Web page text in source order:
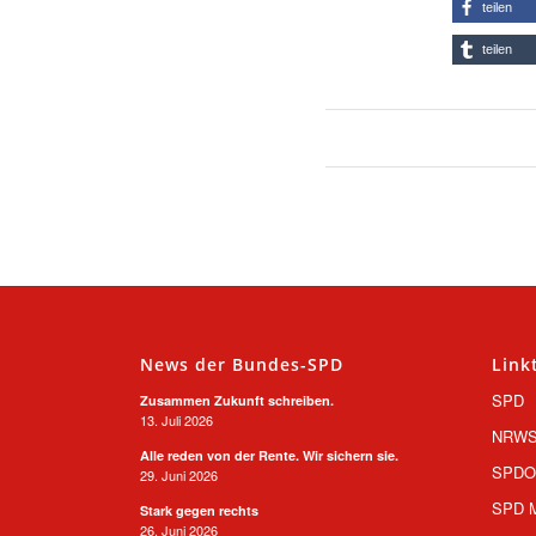
teilen
teilen
News der Bundes-SPD
Zusammen Zukunft schreiben.
13. Juli 2026
Alle reden von der Rente. Wir sichern sie.
29. Juni 2026
Stark gegen rechts
26. Juni 2026
SPD
SPD